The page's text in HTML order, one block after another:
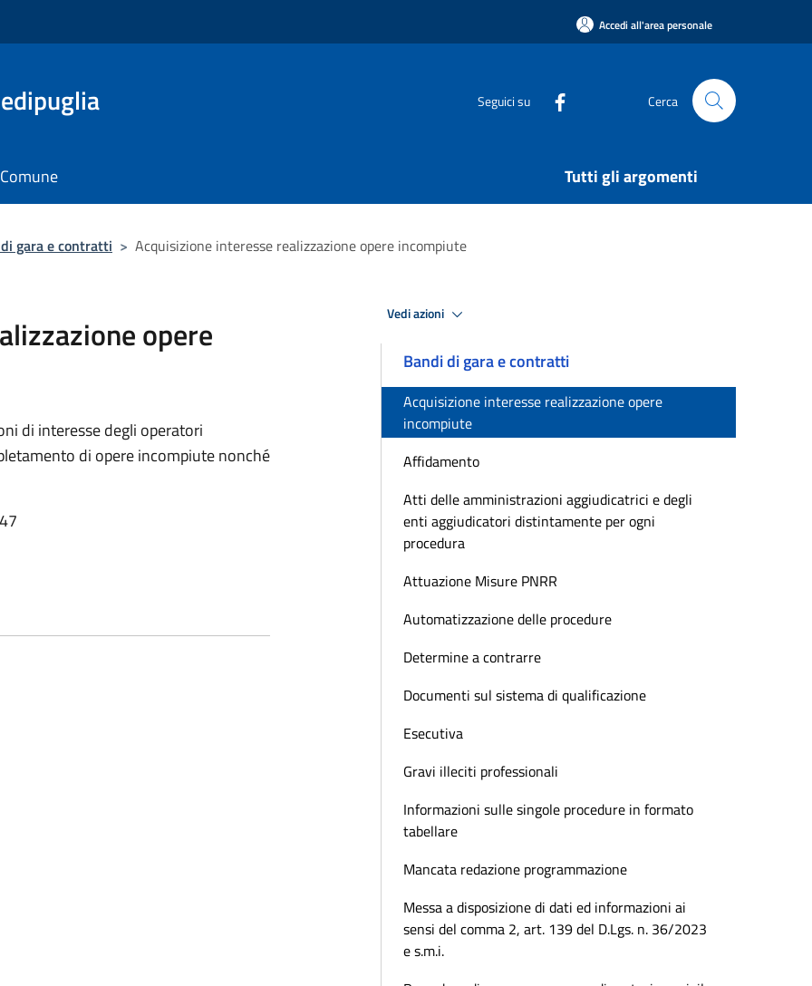
Accedi all'area personale
Seguici su Cerca
Tutti gli argomenti
gara e contratti > Acquisizione interesse realizzazione opere incompiute
opere
di interesse degli operatori
di opere incompiute nonché
Vedi azioni
Bandi di gara e contratti
Acquisizione interesse realizzazione opere
incompiute
Affidamento
Atti delle amministrazioni aggiudicatrici e degli
enti aggiudicatori distintamente per ogni
procedura
Attuazione Misure PNRR
Automatizzazione delle procedure
Determine a contrarre
Documenti sul sistema di qualificazione
Esecutiva
Gravi illeciti professionali
Informazioni sulle singole procedure in formato
tabellare
Mancata redazione programmazione
Messa a disposizione di dati ed informazioni ai
sensi del comma 2, art. 139 del D.Lgs. n. 36/2023
e s.m.i.